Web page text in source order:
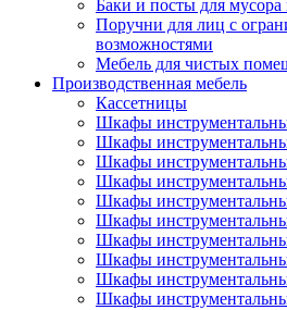
Баки и посты для мусора
Поручни для лиц с
возможностями
Мебель для чистых
Производственная мебель
Кассетницы
Шкафы
Шкафы
Шкафы
Шкафы
Шкафы
Шкафы
Шкафы
Шкафы
Шкафы
Шкафы